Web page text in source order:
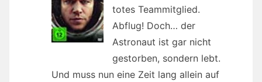
totes Teammitglied.
Abflug! Doch… der
Astronaut ist gar nicht
gestorben, sondern lebt.
Und muss nun eine Zeit lang allein auf